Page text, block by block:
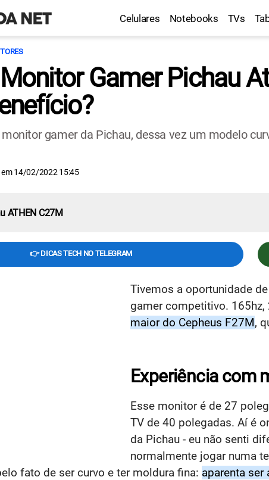
Celulares Notebooks TVs
Gamer Pichau
gamer da Pichau, dessa vez um modelo
em14/02/2022 15:45
ATHEN C27M
👉 DICAS TECH NO TELEGRAM
Tivemos a oportunidade
gamer competitivo. 165hz,
maior do Cepheus F27M,
Experiência com
Esse monitor é de 27
TV de 40 polegadas. Aí é
da Pichau - eu não senti
normalmente jogar numa
fato de ser curvo e ter moldura fina: aparenta ser